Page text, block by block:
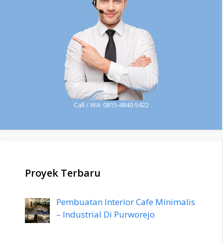
Call / WA: 0815-4840-5422
Proyek Terbaru
Pembuatan Interior Cafe Minimalis
– Industrial Di Purworejo